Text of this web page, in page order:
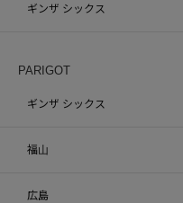
ギンザ シックス
PARIGOT
ギンザ シックス
福山
広島